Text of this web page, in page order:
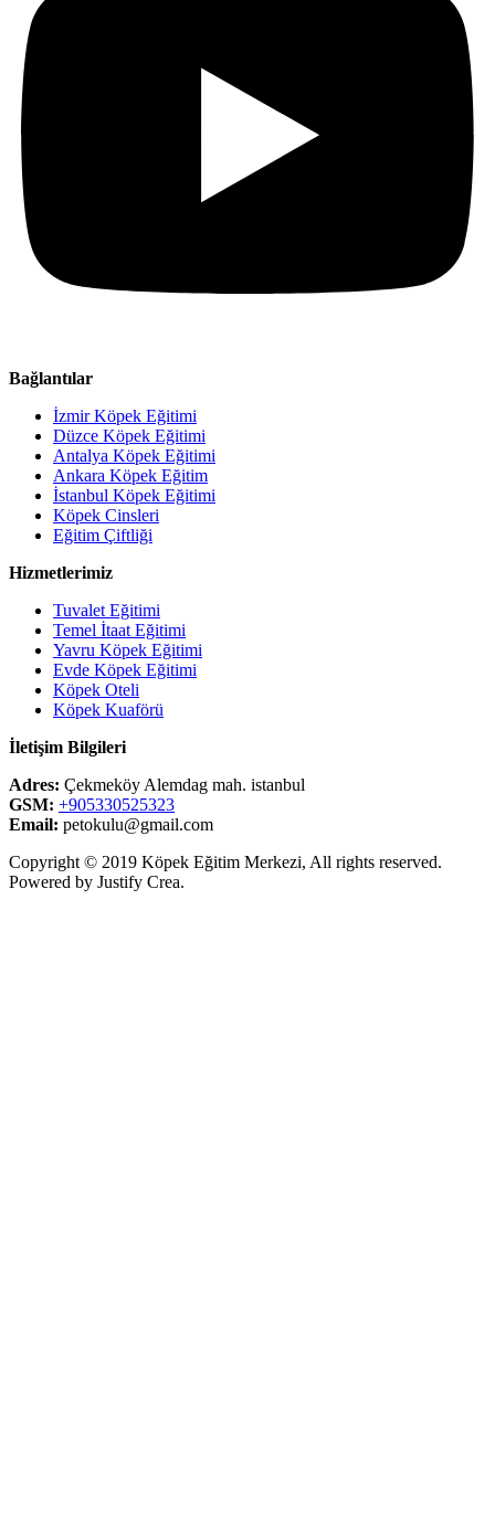
Bağlantılar
İzmir Köpek Eğitimi
Düzce Köpek Eğitimi
Antalya Köpek Eğitimi
Ankara Köpek Eğitim
İstanbul Köpek Eğitimi
Köpek Cinsleri
Eğitim Çiftliği
Hizmetlerimiz
Tuvalet Eğitimi
Temel İtaat Eğitimi
Yavru Köpek Eğitimi
Evde Köpek Eğitimi
Köpek Oteli
Köpek Kuaförü
İletişim Bilgileri
Adres: Çekmeköy Alemdag mah. istanbul
GSM: +905330525323
Email: petokulu@gmail.com
Copyright © 2019 Köpek Eğitim Merkezi, All rights reserved.
Powered by Justify Crea.